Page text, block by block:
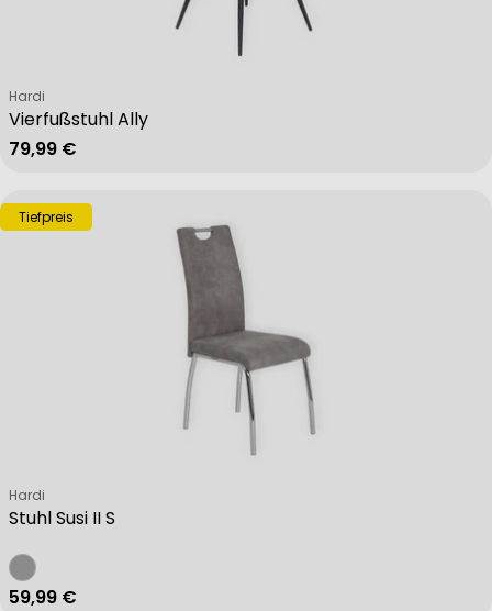
Vierfußstuhl Ally
Verkäufer:
Hardi
Regulärer Preis
79,99 €
Tiefpreis
Stuhl Susi II S
Verkäufer:
Hardi
Regulärer Preis
59,99 €